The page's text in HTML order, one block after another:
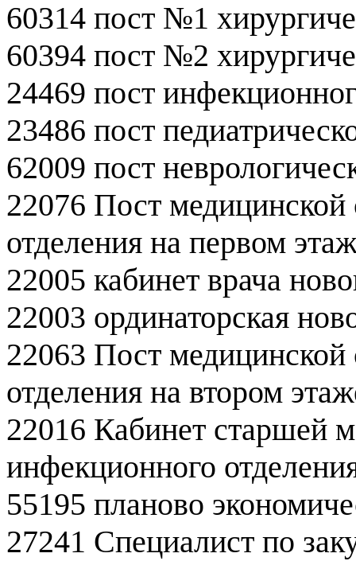
60314 пост №1
60394 пост №2
24469 пост
23486 пост
62009 пост
22076 Пост
отделения на первом
22005 кабинет врача
22003 ординаторская
22063 Пост
отделения на втором
22016 Кабинет старшей
инфекционного
55195 планово
27241 Специалист по